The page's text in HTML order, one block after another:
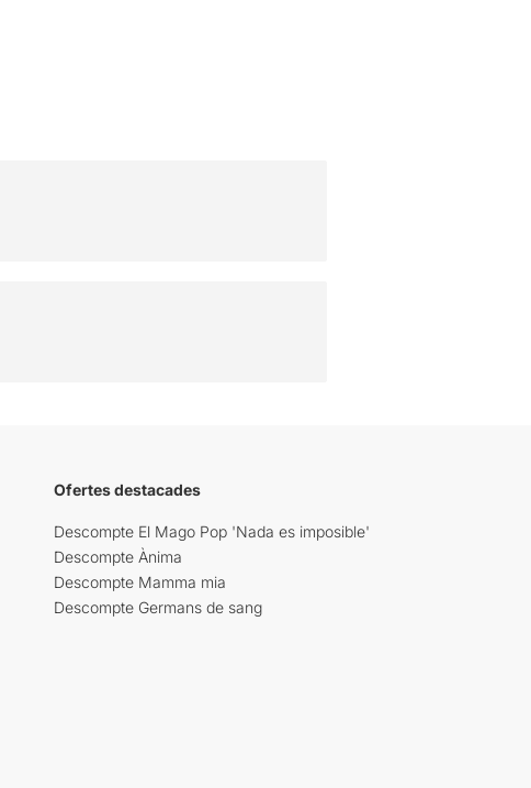
Ofertes destacades
Descompte El Mago Pop 'Nada es imposible'
Descompte Ànima
Descompte Mamma mia
Descompte Germans de sang